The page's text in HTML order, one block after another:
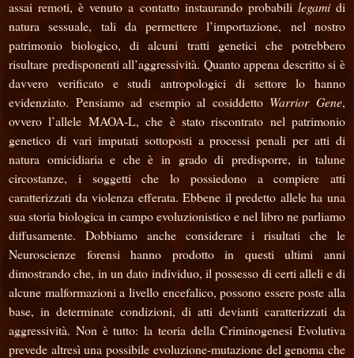
assai remoti, è venuto a contatto instaurando probabili legamidi
natura sessuale, tali da permettere l’importazione, nel nostro
patrimonio biologico, di alcuni tratti genetici che potrebbero
risultare predisponenti all’aggressività. Quanto appena descritto si è
davvero verificato e studi antropologici di settore lo hanno
evidenziato. Pensiamo ad esempio al cosiddetto Warrior Gene,
ovvero l’allele MAOA-L, che è stato riscontrato nel patrimonio
genetico di vari imputati sottoposti a processi penali per atti di
natura omicidiaria e che è in grado di predisporre, in talune
circostanze, i soggetti che lo possiedono a compiere atti
caratterizzati da violenza efferata. Ebbene il predetto allele ha una
sua storia biologica in campo evoluzionistico e nel libro ne parliamo
diffusamente. Dobbiamo anche considerare i risultati che le
Neuroscienze forensi hanno prodotto in questi ultimi anni
dimostrando che, in un dato individuo, il possesso di certi alleli e di
alcune malformazioni a livello encefalico, possono essere poste alla
base, in determinate condizioni, di atti devianti caratterizzati da
aggressività. Non è tutto: la teoria della Criminogenesi Evolutiva
prevede altresì una possibile evoluzione-mutazione del genoma che